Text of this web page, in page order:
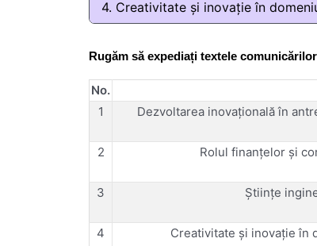
4. Creativitate și inovație în
Rugăm să expediați textele
No.
1
Dezvoltarea inovațională în
2
Rolul finanțelor și
3
Științe
4
Creativitate și inovație în